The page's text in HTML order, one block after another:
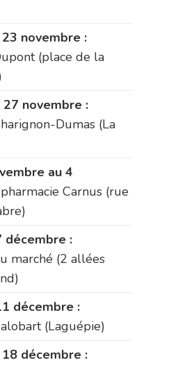
novembre :
(place de la
27 novembre :
Dumas (La
au 4
pharmacie Carnus (rue
décembre :
marché (2 allées
décembre :
(Laguépie)
décembre :